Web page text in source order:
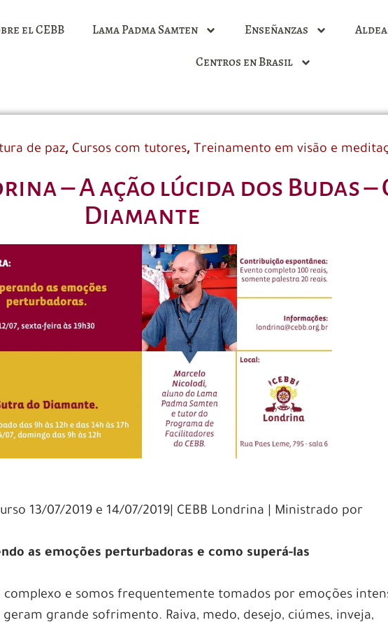
el CEBB Lama Padma Samten Enseñanzas
Centros en Brasil
de paz, Cursos com tutores, Treinamento em visão e
– A ação lúcida dos Budas
Diamante
13/07/2019 e 14/07/2019| CEBB Londrina | Ministrado por
as emoções perturbadoras e como superá-las
complexo e somos frequentemente tomados por emoções
grande sofrimento. Raiva, medo, desejo, ciúmes, inveja,